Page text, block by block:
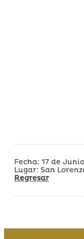
Fecha: 17 de
Lugar: San
Regresar